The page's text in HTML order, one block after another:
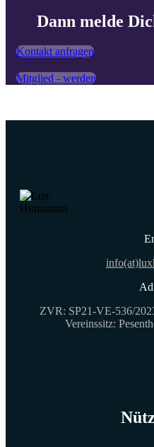
Dann melde
Kontakt anfragen
Mitglied - werden
ZVR: SP21-VE-536/
Vereinssitz: